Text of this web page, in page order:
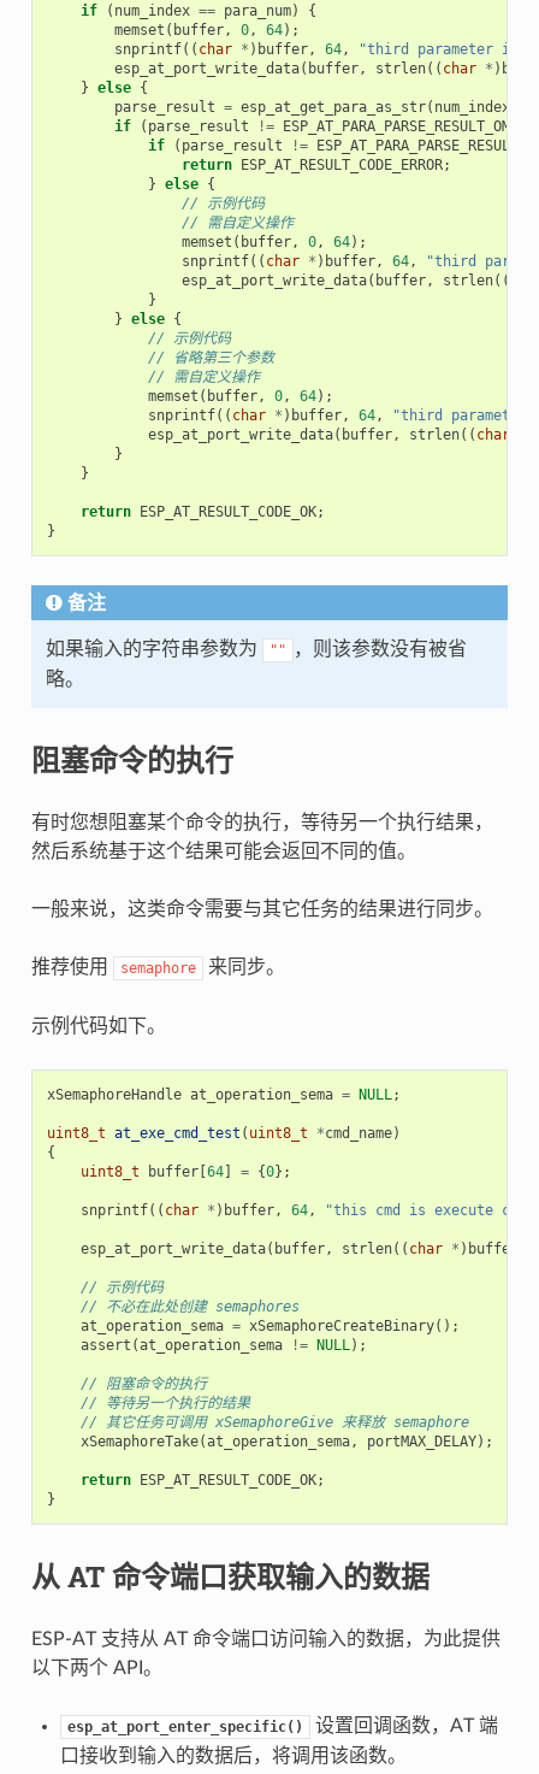
if ( num_index == para_num)
{
memset ( buffer, 0, 64);
snprintf(( char * ) buffer, 64,
"third parameter is
esp_at_port_write_data( buffer, strlen(( char * )
} else {
parse_result = esp_at_get_para_as_str( num_index
if
( parse_result !=
if
( parse_result !=
return ESP_AT_RESULT_CODE_ERROR;
} else {
// 示例代码
// 需自定义操作
memset ( buffer, 0, 64);
snprintf(( char * ) buffer, 64,
"third
esp_at_port_write_data( buffer, strlen((
}
} else {
// 示例代码
// 省略第三个参数
// 需自定义操作
memset ( buffer, 0, 64);
snprintf(( char * ) buffer, 64,
"third parameter
esp_at_port_write_data( buffer, strlen(( char
}
}
return ESP_AT_RESULT_CODE_OK;
}
备注
如果输入的字符串参数为 ""
，则该参数没有被省
略。
阻塞命令的执行
有时您想阻塞某个命令的执行，等待另一个执行结果，
然后系统基于这个结果可能会返回不同的值。
一般来说，这类命令需要与其它任务的结果进行同步。
推荐使用 semaphore 来同步。
示例代码如下。
xSemaphoreHandle at_operation_sema = NULL;
uint8_t at_exe_cmd_test ( uint8_t *cmd_name)
{
uint8_t
buffer[64] = {0};
snprintf(( char * ) buffer, 64, "this cmd is execute cmd:
esp_at_port_write_data( buffer, strlen(( char * ) buffer
// 示例代码
// 不必在此处创建 semaphores
at_operation_sema = xSemaphoreCreateBinary();
assert (at_operation_sema != NULL);
// 阻塞命令的执行
// 等待另一个执行的结果
// 其它任务可调用 xSemaphoreGive 来释放 semaphore
xSemaphoreTake(at_operation_sema, portMAX_DELAY);
return ESP_AT_RESULT_CODE_OK;
}
从 AT 命令端口获取输入的数据
ESP-AT 支持从 AT 命令端口访问输入的数据，为此提供
以下两个 API。
esp_at_port_enter_specific()
设置回调函数，AT 端
口接收到输入的数据后，将调用该函数。